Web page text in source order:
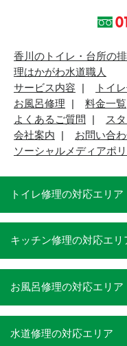
香川のトイレ・台所の
理はかがわ水道職人
サービス内容
トイ
お風呂修理
料金一覧
よくあるご質問
ス
会社案内
お問い合
ソーシャルメディアポ
トイレ修理の対応エリア
キッチン修理の対応エリ
お風呂修理の対応エリア
水道修理の対応エリア